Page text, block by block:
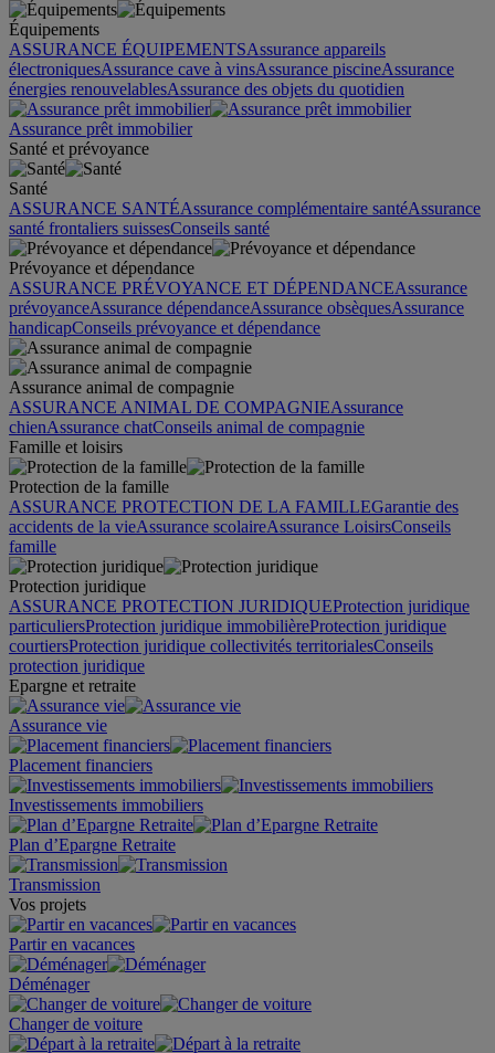
Équipements
ASSURANCE ÉQUIPEMENTSAssurance appareils
électroniquesAssurance cave à vinsAssurance piscineAssurance
énergies renouvelablesAssurance des objets du quotidien
Assurance prêt immobilier
Santé et prévoyance
Santé
ASSURANCE SANTÉAssurance complémentaire santéAssurance
santé frontaliers suissesConseils santé
Prévoyance et dépendance
ASSURANCE PRÉVOYANCE ET DÉPENDANCEAssurance
prévoyanceAssurance dépendanceAssurance obsèquesAssurance
handicapConseils prévoyance et dépendance
Assurance animal de compagnie
ASSURANCE ANIMAL DE COMPAGNIEAssurance
chienAssurance chatConseils animal de compagnie
Famille et loisirs
Protection de la famille
ASSURANCE PROTECTION DE LA FAMILLEGarantie des
accidents de la vieAssurance scolaireAssurance LoisirsConseils
famille
Protection juridique
ASSURANCE PROTECTION JURIDIQUEProtection juridique
particuliersProtection juridique immobilièreProtection juridique
courtiersProtection juridique collectivités territorialesConseils
protection juridique
Epargne et retraite
Assurance vie
Placement financiers
Investissements immobiliers
Plan d’Epargne Retraite
Transmission
Vos projets
Partir en vacances
Déménager
Changer de voiture